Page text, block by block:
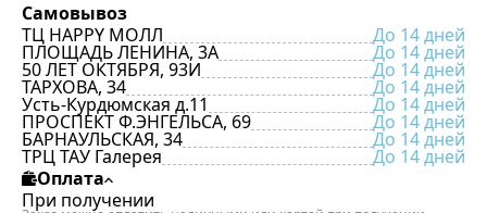
Самовывоз
ТЦ HAPPY МОЛЛ
До 14 дней
ПЛОЩАДЬ ЛЕНИНА, 3А До 14 дней
50 ЛЕТ ОКТЯБРЯ, 93И До 14 дней
ТАРХОВА, 34 До 14 дней
Усть-Курдюмская д.11 До 14 дней
ПРОСПЕКТ Ф.ЭНГЕЛЬСА, 69 До 14 дней
БАРНАУЛЬСКАЯ, 34 До 14 дней
ТРЦ ТАУ Галерея
До 14 дней
Оплата
При получении